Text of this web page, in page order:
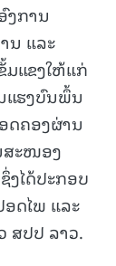
ງການ
ນ ແລະ
ມແຂງໃຫ້ແກ່
ແຮງບົນພຶ້ນ
ດຄອງຜ່ານ
ສະໜອງ
ໄດ້ປະກອບ
ດໄພ ແລະ
ສປປ ລາວ.